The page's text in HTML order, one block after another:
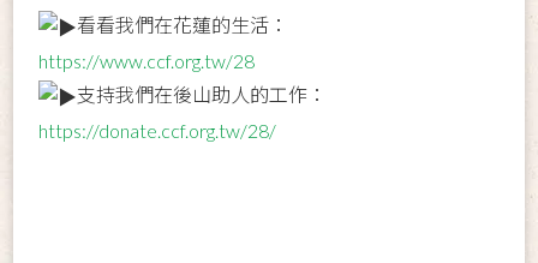
看看我們在花蓮的生活：
https://www.ccf.org.tw/28
支持我們在後山助人的工作：
https://donate.ccf.org.tw/28/